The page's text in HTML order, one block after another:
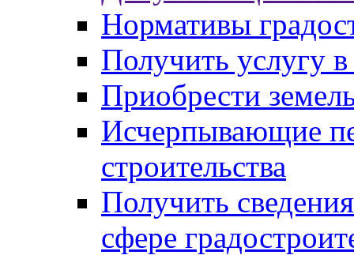
Нормативы
Получить услугу в
Приобрести
Исчерпывающие
строительства
Получить
сфере